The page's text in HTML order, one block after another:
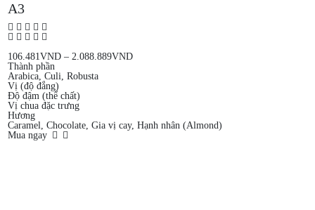
A3
106.481VND– 2.088.889VND
Thành phần
Arabica, Culi, Robusta
Vị (độ đắng)
Độ đậm (thể chất)
Vị chua đặc trưng
Hương
Caramel, Chocolate, Gia vị cay, Hạnh nhân (Almond)
Mua ngay